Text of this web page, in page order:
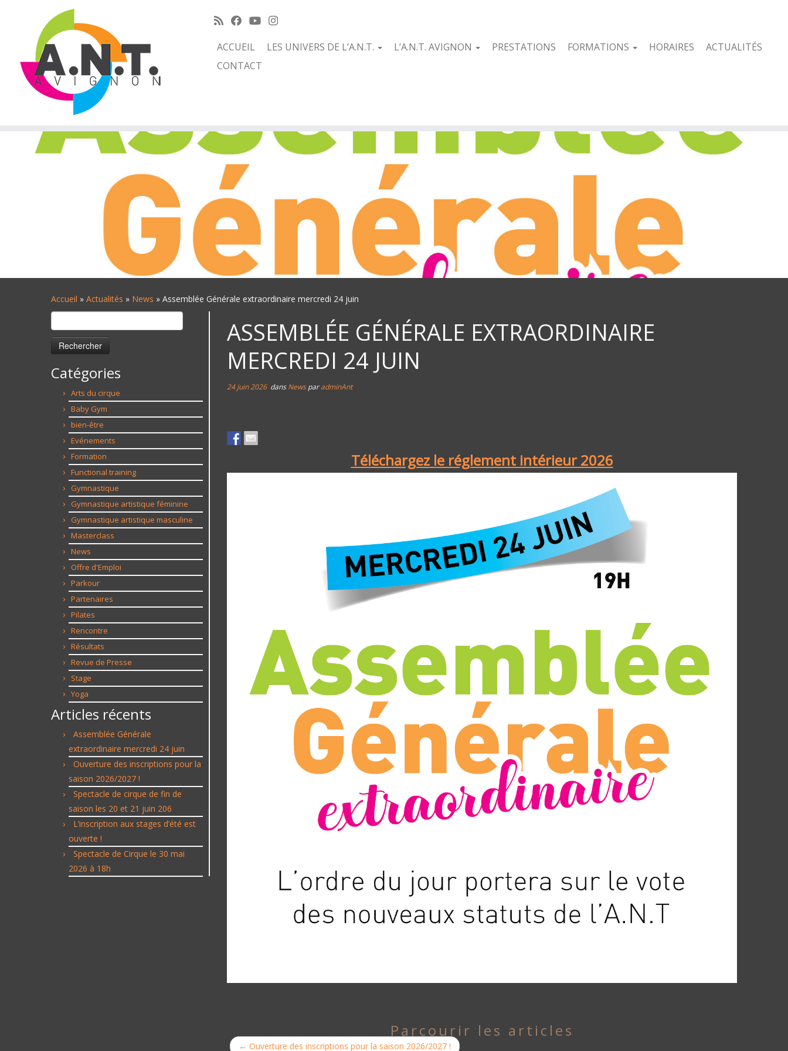
ACCUEIL LES UNIVERS DE L’A.N.T. L’A.N.T. AVIGNON PRESTATIONS FORMATIONS HORAIRES
ACTUALITÉS
CONTACT
Accueil » Actualités » News » Assemblée Générale extraordinaire mercredi 24 juin
Rechercher :
Catégories
Arts du cirque
Baby Gym
bien-être
Evénements
Formation
Functional training
Gymnastique
Gymnastique artistique féminine
Gymnastique artistique masculine
Masterclass
News
Offre d'Emploi
Parkour
Partenaires
Pilates
Rencontre
Résultats
Revue de Presse
Stage
Yoga
Articles récents
Assemblée Générale
extraordinaire mercredi 24 juin
Ouverture des inscriptions pour la
saison 2026/2027 !
Spectacle de cirque de fin de
saison les 20 et 21 juin 206
L’inscription aux stages d’été est
ouverte !
Spectacle de Cirque le 30 mai
2026 à 18h
ASSEMBLÉE GÉNÉRALE EXTRAORDINAIRE
MERCREDI 24 JUIN
24 juin 2026dansNewsparadminAnt
Téléchargez le réglement intérieur 2026
Parcourir les articles
← Ouverture des inscriptions pour la saison 2026/2027 !